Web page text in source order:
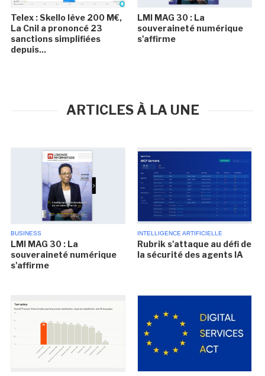
Telex : Skello lève 200 M€,
La Cnil a prononcé 23
sanctions simplifiées
depuis...
LMI MAG 30 : La
souveraineté numérique
s'affirme
ARTICLES À LA UNE
BUSINESS
LMI MAG 30 : La
souveraineté numérique
s'affirme
INTELLIGENCE ARTIFICIELLE
Rubrik s'attaque au défi de
la sécurité des agents IA